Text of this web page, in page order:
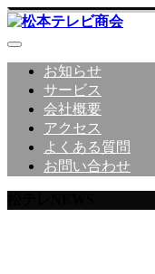
お知らせ
サービス
会社概要
アクセス
よくある質問
お問い合わせ